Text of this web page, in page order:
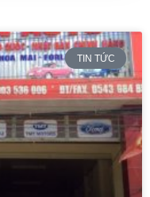
TIN TỨC